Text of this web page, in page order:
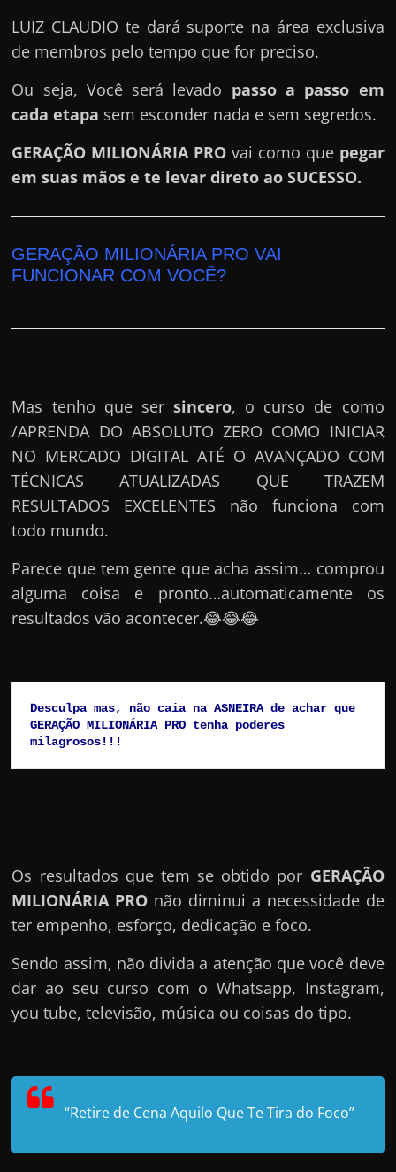
LUIZ CLAUDIO te dará suporte na área exclusiva
de membros pelo tempo que for preciso.
Ou seja, Você será levado passo a passo em
cada etapa sem esconder nada e sem segredos.
GERAÇÃO MILIONÁRIA PRO vai como que pegar
em suas mãos e te levar direto ao SUCESSO.
GERAÇÃO MILIONÁRIA PRO VAI
FUNCIONAR COM VOCÊ?
Mas tenho que ser sincero, o curso de como
/APRENDA DO ABSOLUTO ZERO COMO INICIAR
NO MERCADO DIGITAL ATÉ O AVANÇADO COM
TÉCNICAS ATUALIZADAS QUE TRAZEM
RESULTADOS EXCELENTES não funciona com
todo mundo.
Parece que tem gente que acha assim… comprou
alguma coisa e pronto…automaticamente os
resultados vão acontecer.😂😂😂
Desculpa mas, não caia na ASNEIRA de achar que
GERAÇÃO MILIONÁRIA PRO tenha poderes
milagrosos!!!
Os resultados que tem se obtido por GERAÇÃO
MILIONÁRIA PRO não diminui a necessidade de
ter empenho, esforço, dedicação e foco.
Sendo assim, não divida a atenção que você deve
dar ao seu curso com o Whatsapp, Instagram,
you tube, televisão, música ou coisas do tipo.
“Retire de Cena Aquilo Que Te Tira do Foco”